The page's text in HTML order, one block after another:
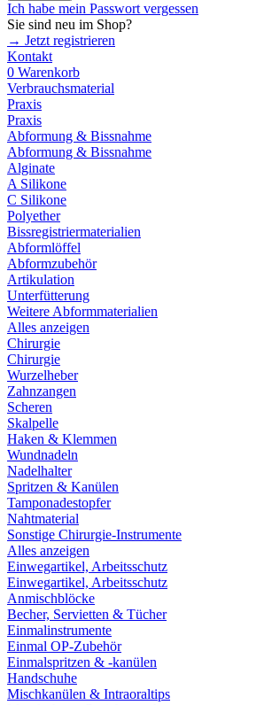
Ich habe mein Passwort vergessen
Sie sind neu im Shop?
→ Jetzt registrieren
Kontakt
0 Warenkorb
Verbrauchsmaterial
Praxis
Praxis
Abformung & Bissnahme
Abformung & Bissnahme
Alginate
A Silikone
C Silikone
Polyether
Bissregistriermaterialien
Abformlöffel
Abformzubehör
Artikulation
Unterfütterung
Weitere Abformmaterialien
Alles anzeigen
Chirurgie
Chirurgie
Wurzelheber
Zahnzangen
Scheren
Skalpelle
Haken & Klemmen
Wundnadeln
Nadelhalter
Spritzen & Kanülen
Tamponadestopfer
Nahtmaterial
Sonstige Chirurgie-Instrumente
Alles anzeigen
Einwegartikel, Arbeitsschutz
Einwegartikel, Arbeitsschutz
Anmischblöcke
Becher, Servietten & Tücher
Einmalinstrumente
Einmal OP-Zubehör
Einmalspritzen & -kanülen
Handschuhe
Mischkanülen & Intraoraltips